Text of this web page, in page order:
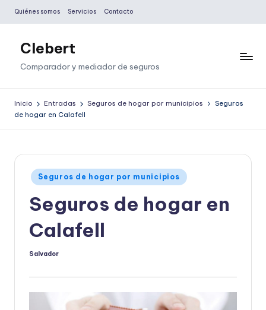
Saltar
contenido
Quiénes somos Servicios Contacto
Clebert
Comparador y mediador de seguros
Inicio Entradas Seguros de hogar por municipios
Seguros
de hogar en Calafell
Publicado
en
Seguros de hogar por municipios
Seguros de hogar en
Calafell
Publicado
Salvador